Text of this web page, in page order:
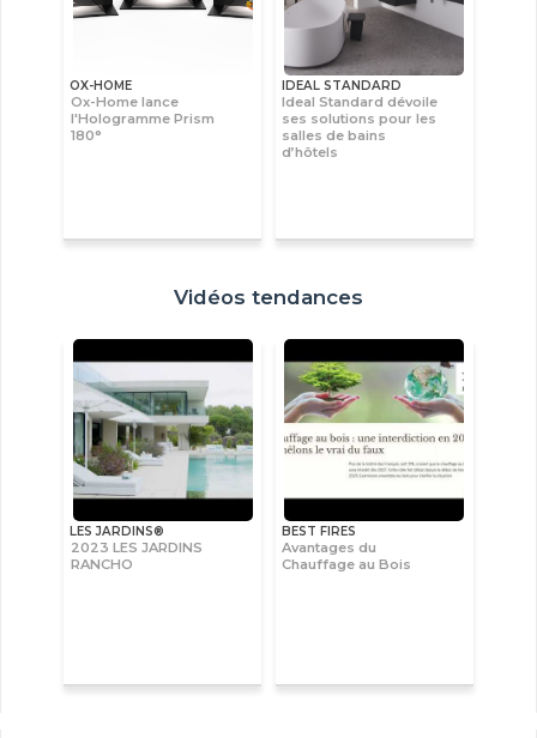
OX-HOME
Ox-Home lance
l'Hologramme Prism
180°
IDEAL STANDARD
Ideal Standard dévoile
ses solutions pour les
salles de bains
d’hôtels
Vidéos tendances
LES JARDINS®
2023 LES JARDINS
RANCHO
BEST FIRES
Avantages du
Chauffage au Bois